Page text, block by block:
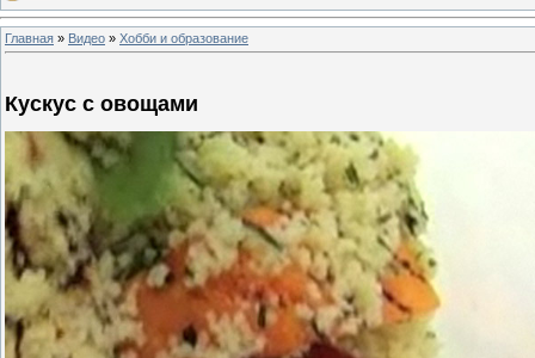
Главная » Видео » Хобби и образование
Кускус с овощами